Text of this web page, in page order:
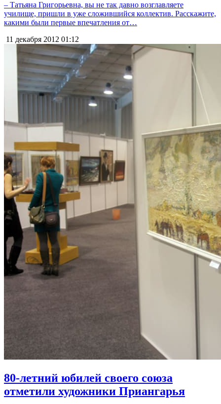
– Татьяна Григорьевна, вы не так давно возглавляете
училище, пришли в уже сложившийся коллектив. Расскажите,
какими были первые впечатления от…
11 декабря 2012 01:12
80-летний юбилей своего союза
отметили художники Приангарья